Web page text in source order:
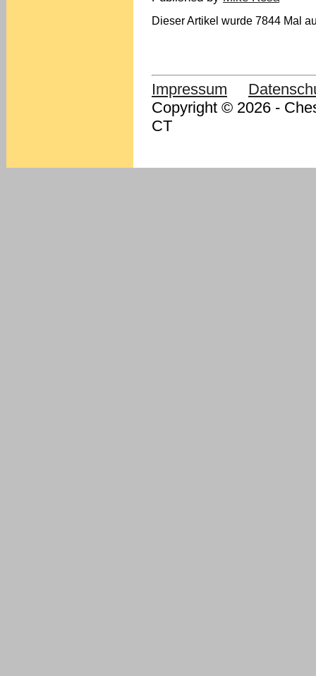
Dieser Artikel wurde 7844 Mal
Impressum
Copyright © 2026 -
CT